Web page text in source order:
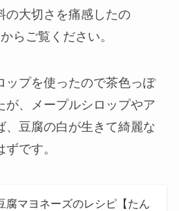
の大切さを痛感したの
らご覧ください。
ップを使ったので茶色っぽ
が、メープルシロップやア
、豆腐の白が生きて綺麗な
です。
腐マヨネーズのレシピ【たん